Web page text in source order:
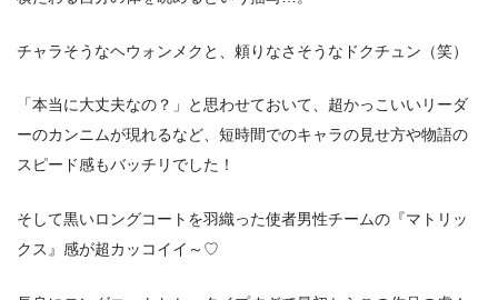
チャラそうなヘウォンメクと、頼りなさそうなドクチュン（笑）
「本当に大丈夫なの？」と思わせておいて、超かっこいいリーダ
ーのカンニムが現れるなど、短時間でのキャラの見せ方や物語の
スピード感もバッチリでした！
そして黒いロングコートを羽織った使者男性チームの『マトリッ
クス』感が超カッコイイ～♡